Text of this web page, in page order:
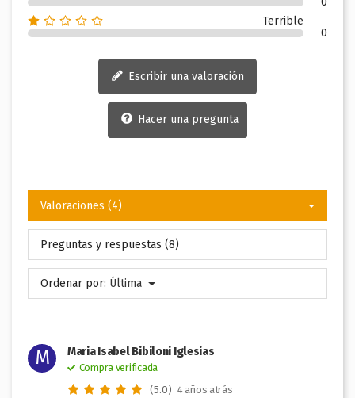
Terrible
0
Escribir una valoración
Hacer una pregunta
Valoraciones (4)
Preguntas y respuestas (8)
Ordenar por: Última
M Maria Isabel Bibiloni Iglesias
Compra verificada
(5.0) 4 años atrás